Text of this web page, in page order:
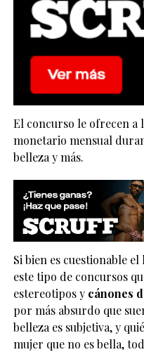
El concurso le ofrecen a
monetario mensual
belleza y más.
Si bien es cuestionable
este tipo de concursos
estereotipos y cánones
por más absurdo que
belleza es subjetiva, y
mujer que no es bella,